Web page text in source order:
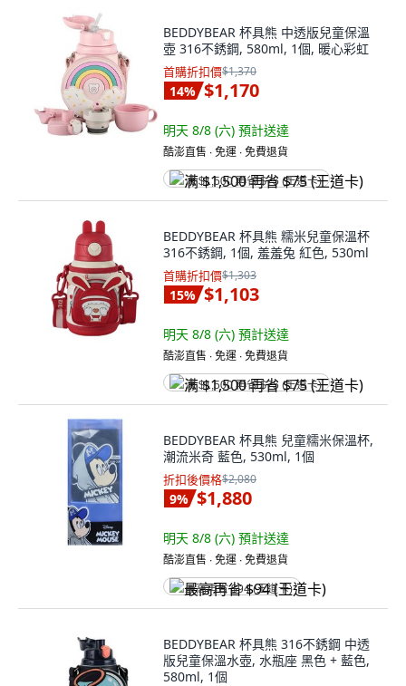
BEDDYBEAR 杯具熊 中透版兒童保溫
壺 316不銹鋼, 580ml, 1個, 暖心彩虹
首購折扣價$1,370
14% $1,170
明天 8/8 (六) 預計送達
酷澎直售 ∙ 免運 ∙ 免費退貨
满 $1,500 再省 $75 (王道卡)
BEDDYBEAR 杯具熊 糯米兒童保溫杯
316不銹鋼, 1個, 羞羞兔 紅色, 530ml
首購折扣價$1,303
15% $1,103
明天 8/8 (六) 預計送達
酷澎直售 ∙ 免運 ∙ 免費退貨
满 $1,500 再省 $75 (王道卡)
BEDDYBEAR 杯具熊 兒童糯米保溫杯,
潮流米奇 藍色, 530ml, 1個
折扣後價格$2,080
9% $1,880
明天 8/8 (六) 預計送達
酷澎直售 ∙ 免運 ∙ 免費退貨
最高再省 $94 (王道卡)
BEDDYBEAR 杯具熊 316不銹鋼 中透
版兒童保溫水壺, 水瓶座 黑色 + 藍色,
580ml, 1個